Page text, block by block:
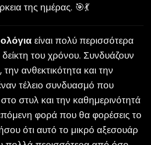
της ημέρας. 🎯💃
είναι πολύ περισσότερα
του χρόνου. Συνδυάζουν
ανθεκτικότητα και την
τέλειο συνδυασμό που
στυλ και την καθημερινότητά
φορά που θα φορέσεις το
ότι αυτό το μικρό αξεσουάρ